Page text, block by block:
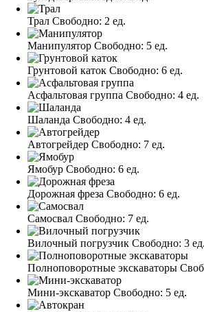
Трал Свободно: 2 ед.
Манипулятор Свободно: 5 ед.
Грунтовой каток Свободно: 6 ед.
Асфальтовая группа Свободно: 4 ед.
Шаланда Свободно: 4 ед.
Автогрейдер Свободно: 7 ед.
Ямобур Свободно: 6 ед.
Дорожная фреза Свободно: 6 ед.
Самосвал Свободно: 7 ед.
Вилочный погрузчик Свободно: 3 ед.
Полноповоротные экскаваторы
Мини-экскаватор Свободно: 5 ед.